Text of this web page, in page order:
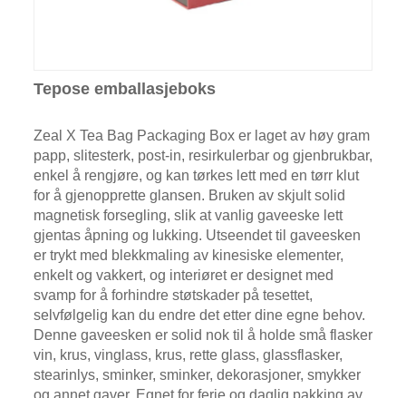
Tepose emballasjeboks
Zeal X Tea Bag Packaging Box er laget av høy gram
papp, slitesterk, post-in, resirkulerbar og gjenbrukbar,
enkel å rengjøre, og kan tørkes lett med en tørr klut
for å gjenopprette glansen. Bruken av skjult solid
magnetisk forsegling, slik at vanlig gaveeske lett
gjentas åpning og lukking. Utseendet til gaveesken
er trykt med blekkmaling av kinesiske elementer,
enkelt og vakkert, og interiøret er designet med
svamp for å forhindre støtskader på tesettet,
selvfølgelig kan du endre det etter dine egne behov.
Denne gaveesken er solid nok til å holde små flasker
vin, krus, vinglass, krus, rette glass, glassflasker,
stearinlys, sminker, sminker, dekorasjoner, smykker
og annet gaver. Egnet for ferie og daglig pakking av